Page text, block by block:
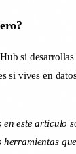
si
si vives en
este artículo